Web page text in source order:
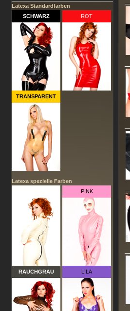
Latexa Standardfarben
SCHWARZ
TRANSPARENT
ROT
Latexa spezielle Farben
RAUCHGRAU
PINK
LILA